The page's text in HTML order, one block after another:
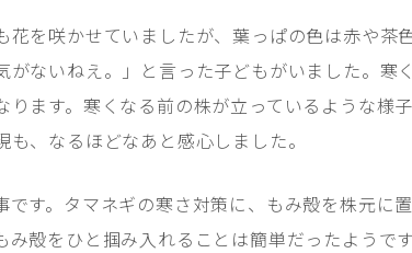
花を咲かせていましたが、葉っぱの色は赤や茶
がないねえ。」と言った子どもがいました。寒
ります。寒くなる前の株が立っているような様
、なるほどなあと感心しました。
です。タマネギの寒さ対策に、もみ殻を株元に
み殻をひと掴み入れることは簡単だったようで